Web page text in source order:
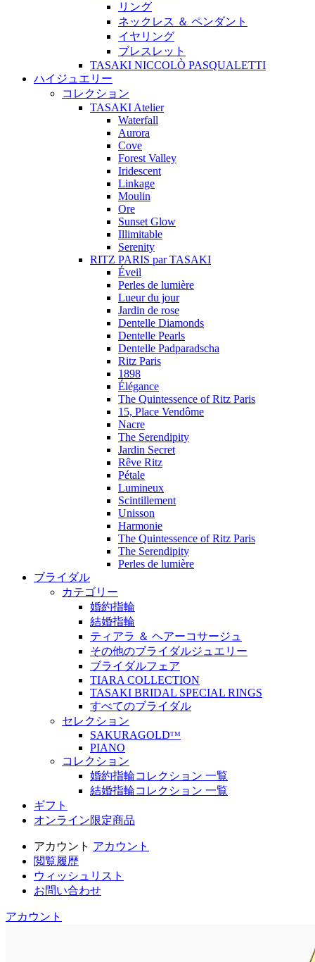
リング
ネックレス ＆ ペンダント
イヤリング
ブレスレット
TASAKI NICCOLÒ PASQUALETTI
ハイジュエリー
コレクション
TASAKI Atelier
Waterfall
Aurora
Cove
Forest Valley
Iridescent
Linkage
Moulin
Ore
Sunset Glow
Illimitable
Serenity
RITZ PARIS par TASAKI
Éveil
Perles de lumière
Lueur du jour
Jardin de rose
Dentelle Diamonds
Dentelle Pearls
Dentelle Padparadscha
Ritz Paris
1898
Élégance
The Quintessence of Ritz Paris
15, Place Vendôme
Nacre
The Serendipity
Jardin Secret
Rêve Ritz
Pétale
Lumineux
Scintillement
Unisson
Harmonie
The Quintessence of Ritz Paris
The Serendipity
Perles de lumière
ブライダル
カテゴリー
婚約指輪
結婚指輪
ティアラ ＆ ヘアーコサージュ
その他のブライダルジュエリー
ブライダルフェア
TIARA COLLECTION
TASAKI BRIDAL SPECIAL RINGS
すべてのブライダル
セレクション
SAKURAGOLDᵀᴹ
PIANO
コレクション
婚約指輪コレクション 一覧
結婚指輪コレクション 一覧
ギフト
オンライン限定商品
アカウント アカウント
閲覧履歴
ウィッシュリスト
お問い合わせ
アカウント